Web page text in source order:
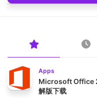
Apps
Microsoft Office
解版下载